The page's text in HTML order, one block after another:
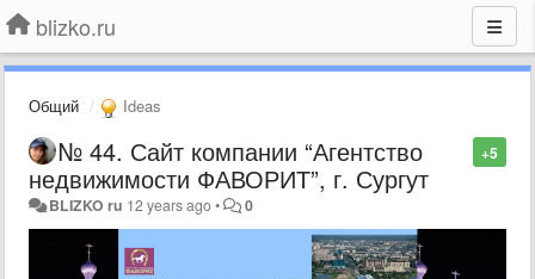
blizko.ru
Общий Ideas
+5
№ 44. Сайт компании “Агентство
недвижимости ФАВОРИТ”, г. Сургут
BLIZKO ru 12 years ago• 0